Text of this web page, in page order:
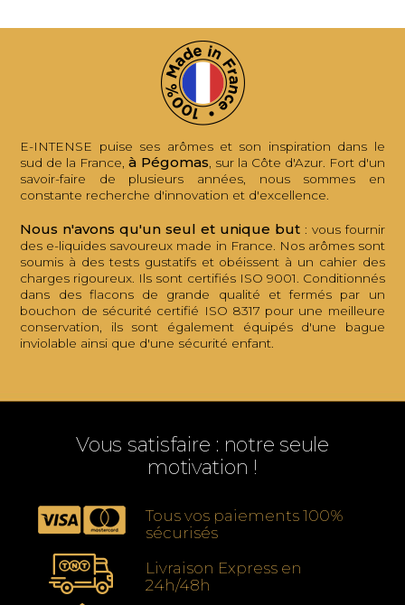
E-INTENSE puise ses arômes et son inspiration dans le
sud de la France,à Pégomas, sur la Côte d'Azur. Fort d'un
savoir-faire de plusieurs années, nous sommes en
constante recherche d'innovation et d'excellence.
Nous n'avons qu'un seul et unique but: vous fournir
des e-liquides savoureux made in France. Nos arômes sont
soumis à des tests gustatifs et obéissent à un cahier des
charges rigoureux. Ils sont certifiés ISO 9001. Conditionnés
dans des flacons de grande qualité et fermés par un
bouchon de sécurité certifié ISO 8317 pour une meilleure
conservation, ils sont également équipés d'une bague
inviolable ainsi que d'une sécurité enfant.
Vous satisfaire : notre seule
motivation !
Tous vos paiements 100%
sécurisés
Livraison Express en
24h/48h